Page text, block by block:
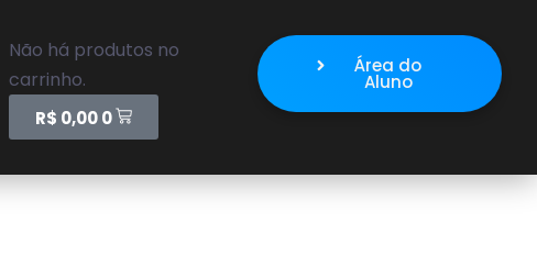
Não há produtos no
carrinho.
R$ 0,000
Área do
Aluno